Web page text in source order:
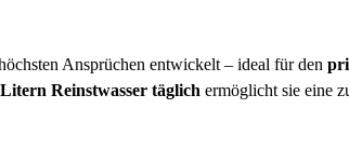
Ansprüchen entwickelt – ideal für den
Reinstwasser täglich ermöglicht sie eine